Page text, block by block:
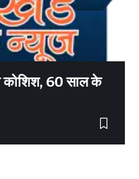
कोशिश, 60 साल के